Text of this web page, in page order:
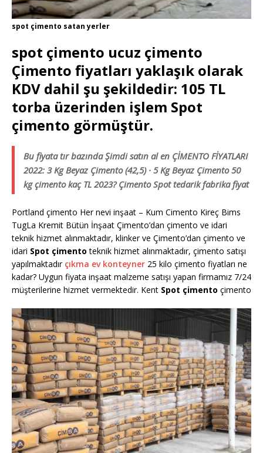
spot çimento satan yerler
spot çimento ucuz çimento
Çimento fiyatları yaklaşık olarak
KDV dahil şu şekildedir: 105 TL
torba üzerinden işlem Spot
çimento görmüştür.
Bu fiyata tır bazında Şimdi satın al en ÇİMENTO FİYATLARI
2022: 3 Kg Beyaz Çimento (42,5) · 5 Kg Beyaz Çimento 50
kg çimento kaç TL 2023? Çimento Spot tedarik fabrika fiyat
Portland çimento Her nevi inşaat – Kum Cimento Kireç Bims
TugLa Kremit Bütün İnşaat Çimento’dan çimento ve idari
teknik hizmet alınmaktadır, klinker ve Çimento’dan çimento ve
idari Spot çimento teknik hizmet alınmaktadır, çimento satışı
yapılmaktadır çıkma ev konteyner 25 kilo çimento fiyatları ne
kadar? Uygun fiyata inşaat malzeme satışı yapan firmamız 7/24
müşterilerine hizmet vermektedir. Kent Spot çimento çimento